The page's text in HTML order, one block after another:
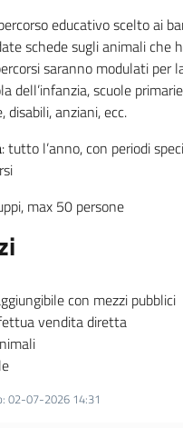
educativo scelto ai
schede sugli animali che
saranno modulati per
dell’infanzia, scuole
disabili, anziani, ecc.
: tutto l’anno, con periodi
max 50 persone
con mezzi pubblici
vendita diretta
: 02-07-2026 14:31